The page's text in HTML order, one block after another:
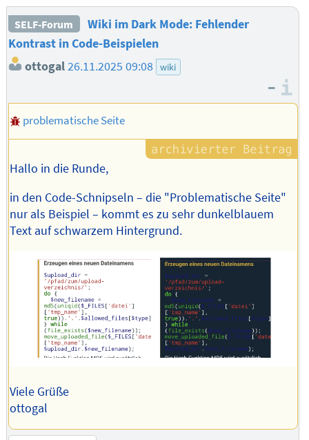
SELF-Forum
Wiki im Dark Mode: Fehlender
Kontrast in Code-Beispielen
ottogal 26.11.2025 09:08 wiki
–
problematische Seite
Hallo in die Runde,
in den Code-Schnipseln – die "Problematische Seite"
nur als Beispiel – kommt es zu sehr dunkelblauem
Text auf schwarzem Hintergrund.
Viele Grüße
ottogal